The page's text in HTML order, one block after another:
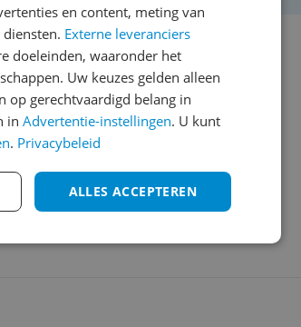
begint hij gillende
hij nu vervangen door een
en content, meting van
Externe leveranciers
doeleinden, waaronder het
Uw keuzes gelden alleen
op gerechtvaardigd belang in
in Advertentie-instellingen. U kunt
. Privacybeleid
ALLES ACCEPTEREN